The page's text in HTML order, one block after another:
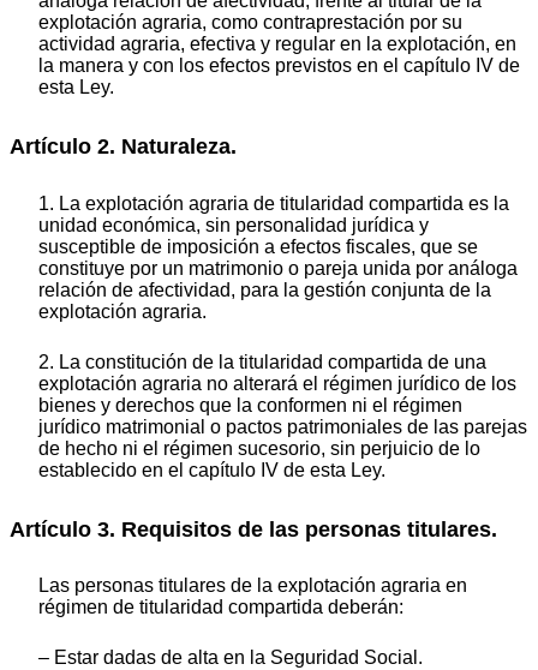
explotación agraria, como contraprestación por su
actividad agraria, efectiva y regular en la explotación, en
la manera y con los efectos previstos en el capítulo IV de
esta Ley.
Artículo 2. Naturaleza.
1. La explotación agraria de titularidad compartida es la
unidad económica, sin personalidad jurídica y
susceptible de imposición a efectos fiscales, que se
constituye por un matrimonio o pareja unida por análoga
relación de afectividad, para la gestión conjunta de la
explotación agraria.
2. La constitución de la titularidad compartida de una
explotación agraria no alterará el régimen jurídico de los
bienes y derechos que la conformen ni el régimen
jurídico matrimonial o pactos patrimoniales de las parejas
de hecho ni el régimen sucesorio, sin perjuicio de lo
establecido en el capítulo IV de esta Ley.
Artículo 3. Requisitos de las personas titulares.
Las personas titulares de la explotación agraria en
régimen de titularidad compartida deberán:
– Estar dadas de alta en la Seguridad Social.